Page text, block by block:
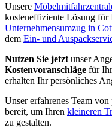
Unsere
kosteneffiziente Lösung für
Unternehmensumzug in
dem Ein- und
Nutzen Sie jetzt unser
Kostenvoranschläge für
erhalten Ihr persönliches
Unser erfahrenes Team von
bereit, um Ihren kleineren
zu gestalten.